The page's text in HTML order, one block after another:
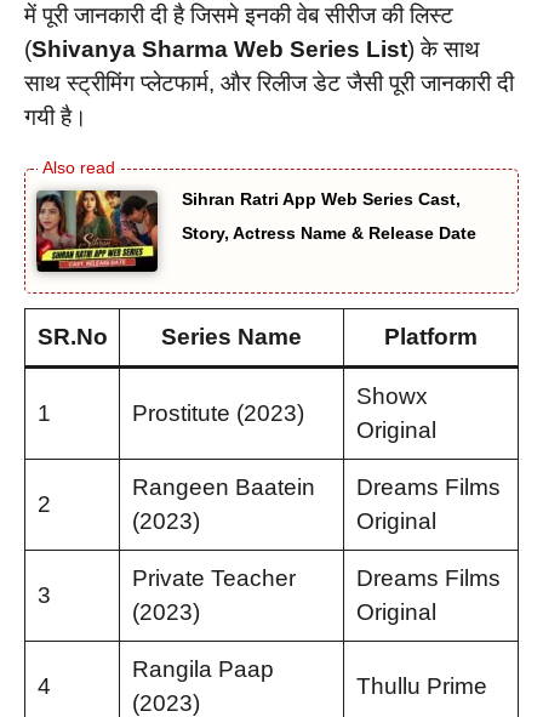
में पूरी जानकारी दी है जिसमे इनकी वेब सीरीज की लिस्ट
(Shivanya Sharma Web Series List) के साथ
साथ स्ट्रीमिंग प्लेटफार्म, और रिलीज डेट जैसी पूरी जानकारी दी
गयी है।
Sihran Ratri App Web Series Cast,
Story, Actress Name & Release Date
SR.No Series Name Platform
1 Prostitute (2023)
Showx
Original
2
Rangeen Baatein
(2023)
Dreams Films
Original
3
Private Teacher
(2023)
Dreams Films
Original
4
Rangila Paap
(2023)
Thullu Prime